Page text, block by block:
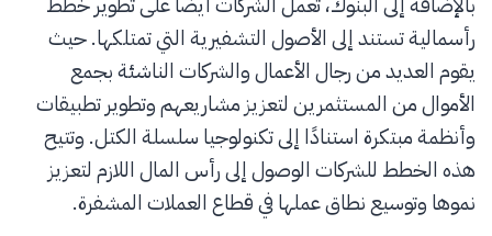
رأسمالية تستند إلى الأصول التشفيرية التي تمتلكها. حيث
يقوم العديد من رجال الأعمال والشركات الناشئة بجمع
الأموال من المستثمرين لتعزيز مشاريعهم وتطوير تطبيقات
وأنظمة مبتكرة استنادًا إلى تكنولوجيا سلسلة الكتل. وتتيح
هذه الخطط للشركات الوصول إلى رأس المال اللازم لتعزيز
نموها وتوسيع نطاق عملها في قطاع العملات المشفرة.